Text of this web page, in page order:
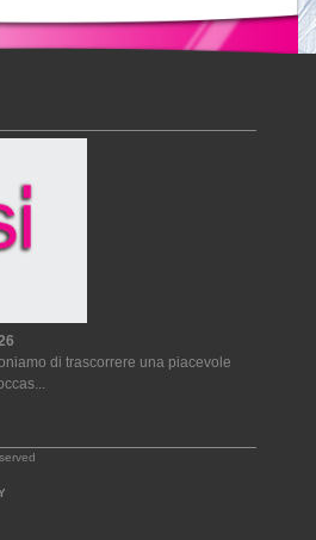
di trascorrere una piacevole